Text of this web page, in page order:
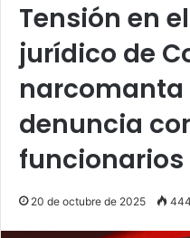
Tensión en
jurídico de
narcomanta
denuncia
funcionarios
20 de octubre de 2025 444